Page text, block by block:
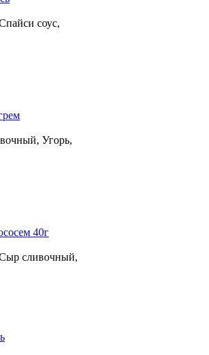
соус,
Угорь,
40г
сливочный,